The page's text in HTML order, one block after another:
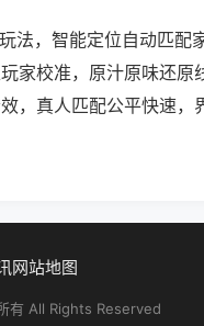
，智能定位自动匹配
家校准，原汁原味还原
，真人匹配公平快速，
网站地图
有 All Rights Reserved